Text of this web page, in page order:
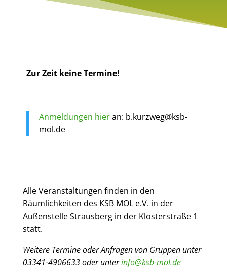
Zur Zeit keine Termine!
Anmeldungen hieran: b.kurzweg@ksb-
mol.de
Alle Veranstaltungen finden in den
Räumlichkeiten des KSB MOL e.V. in der
Außenstelle Strausberg in der Klosterstraße 1
statt.
Weitere Termine oder Anfragen von Gruppen unter
03341-4906633 oder unterinfo@ksb-mol.de